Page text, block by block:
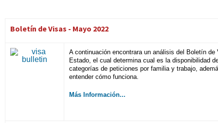
Boletín de Visas - Mayo 2022
A continuación encontrara un análisis del Boletín
Estado, el cual determina cual es la disponibilidad
categorías de peticiones por familia y trabajo,
entender cómo funciona.
Más Información...